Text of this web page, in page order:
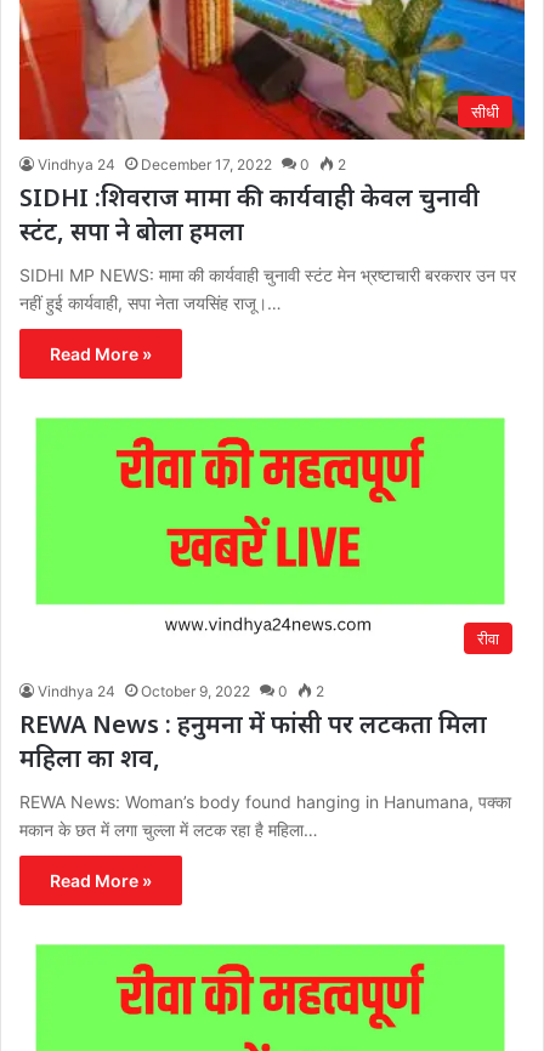
सीधी
Vindhya 24 December 17, 2022 0 2
SIDHI :शिवराज मामा की कार्यवाही केवल चुनावी
स्टंट, सपा ने बोला हमला
SIDHI MP NEWS: मामा की कार्यवाही चुनावी स्टंट मेन भ्रष्टाचारी बरकरार उन पर
नहीं हुई कार्यवाही, सपा नेता जयसिंह राजू।…
Read More »
रीवा
Vindhya 24 October 9, 2022 0 2
REWA News : हनुमना में फांसी पर लटकता मिला
महिला का शव,
REWA News: Woman’s body found hanging in Hanumana, पक्का
मकान के छत में लगा चुल्ला में लटक रहा है महिला…
Read More »